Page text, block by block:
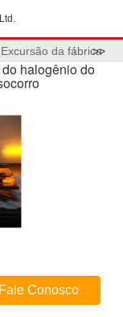
Excursão da fábrica
>>
halogênio do
Fale Conosco